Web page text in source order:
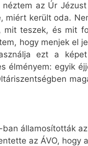
az Úr
került oda.
teszek, és mit
hogy menjek el
ezt a képet
egyik
államosították
az ÁVO, hogy